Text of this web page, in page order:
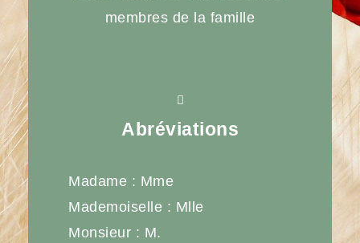
membres de la famille
Abréviations
Madame : Mme
Mademoiselle : Mlle
Monsieur : M.